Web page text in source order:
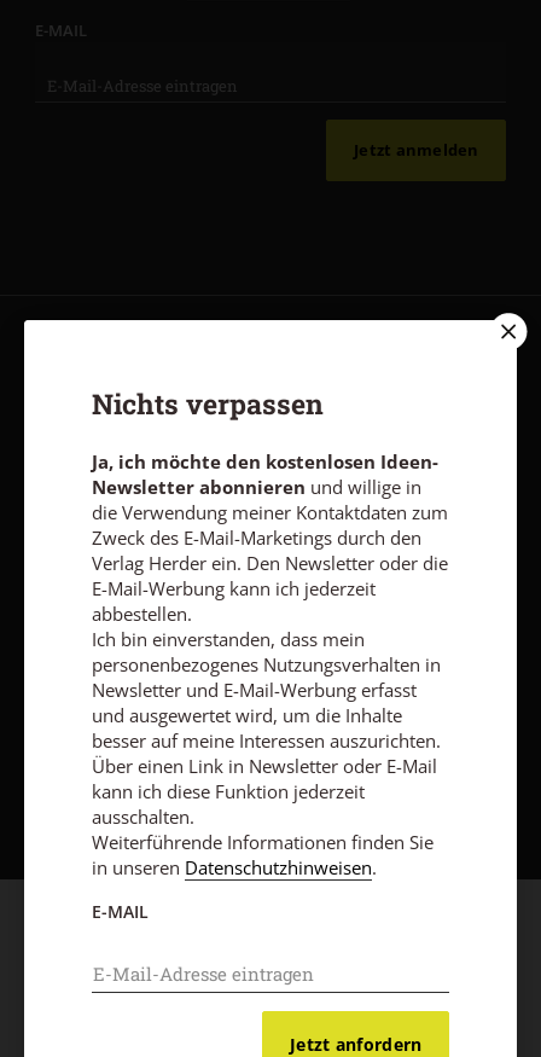
E-MAIL
Jetzt anmelden
Vertrag widerrufen Abo online kündigen
Nach oben
Nichts verpassen
Ja, ich möchte den kostenlosen Ideen-
Newsletter abonnieren und willige in
die Verwendung meiner Kontaktdaten zum
Zweck des E-Mail-Marketings durch den
Verlag Herder ein. Den Newsletter oder die
E-Mail-Werbung kann ich jederzeit
abbestellen.
Ich bin einverstanden, dass mein
personenbezogenes Nutzungsverhalten in
Newsletter und E-Mail-Werbung erfasst
und ausgewertet wird, um die Inhalte
besser auf meine Interessen auszurichten.
Über einen Link in Newsletter oder E-Mail
kann ich diese Funktion jederzeit
ausschalten.
Weiterführende Informationen finden Sie
in unseren Datenschutzhinweisen.
E-MAIL
Jetzt anfordern